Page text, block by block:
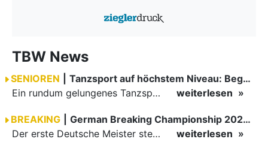
TBW News
SENIOREN
Tanzsport auf höchstem Niveau: Begeisterung bei den Turnieren in…
Ein rundum gelungenes Tanzsport-Wochenende liegt hinter den Paaren und Organisatoren in Enzklösterle. Am 1. und 2. August 2026 verwandelte sich die Festhalle wieder in einen lebendigen Mittelpunkt des…
weiterlesen
BREAKING
German Breaking Championship 2026 in Hannover
Der erste Deutsche Meister steht fest B-Boy Roman siegt bei den Juniors
weiterlesen